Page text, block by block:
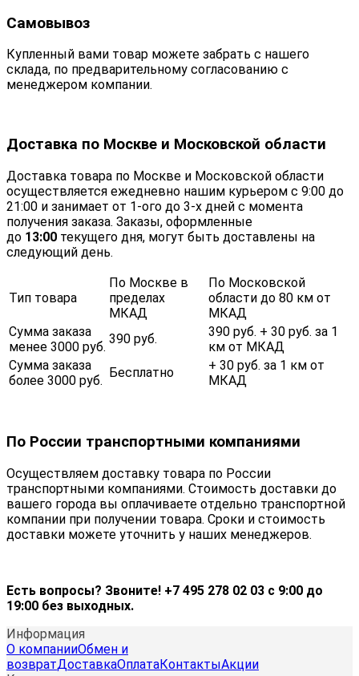
Самовывоз
Купленный вами товар можете забрать с нашего
склада, по предварительному согласованию с
менеджером компании.
Доставка по Москве и Московской области
Доставка товара по Москве и Московской области
осуществляется ежедневно нашим курьером с 9:00 до
21:00 и занимает от 1-ого до 3-х дней с момента
получения заказа. Заказы, оформленные
до 13:00 текущего дня, могут быть доставлены на
следующий день.
Тип товара
По Москве в
пределах
МКАД
По Московской
области до 80 км от
МКАД
Сумма заказа
менее 3000 руб.
390 руб.
390 руб. + 30 руб. за 1
км от МКАД
Сумма заказа
более 3000 руб.
Бесплатно
+ 30 руб. за 1 км от
МКАД
По России транспортными компаниями
Осуществляем доставку товара по России
транспортными компаниями. Стоимость доставки до
вашего города вы оплачиваете отдельно транспортной
компании при получении товара. Сроки и стоимость
доставки можете уточнить у наших менеджеров.
Есть вопросы? Звоните! +7 495 278 02 03 с 9:00 до
19:00 без выходных.
Информация
О компанииОбмен и
возвратДоставкаОплатаКонтактыАкции